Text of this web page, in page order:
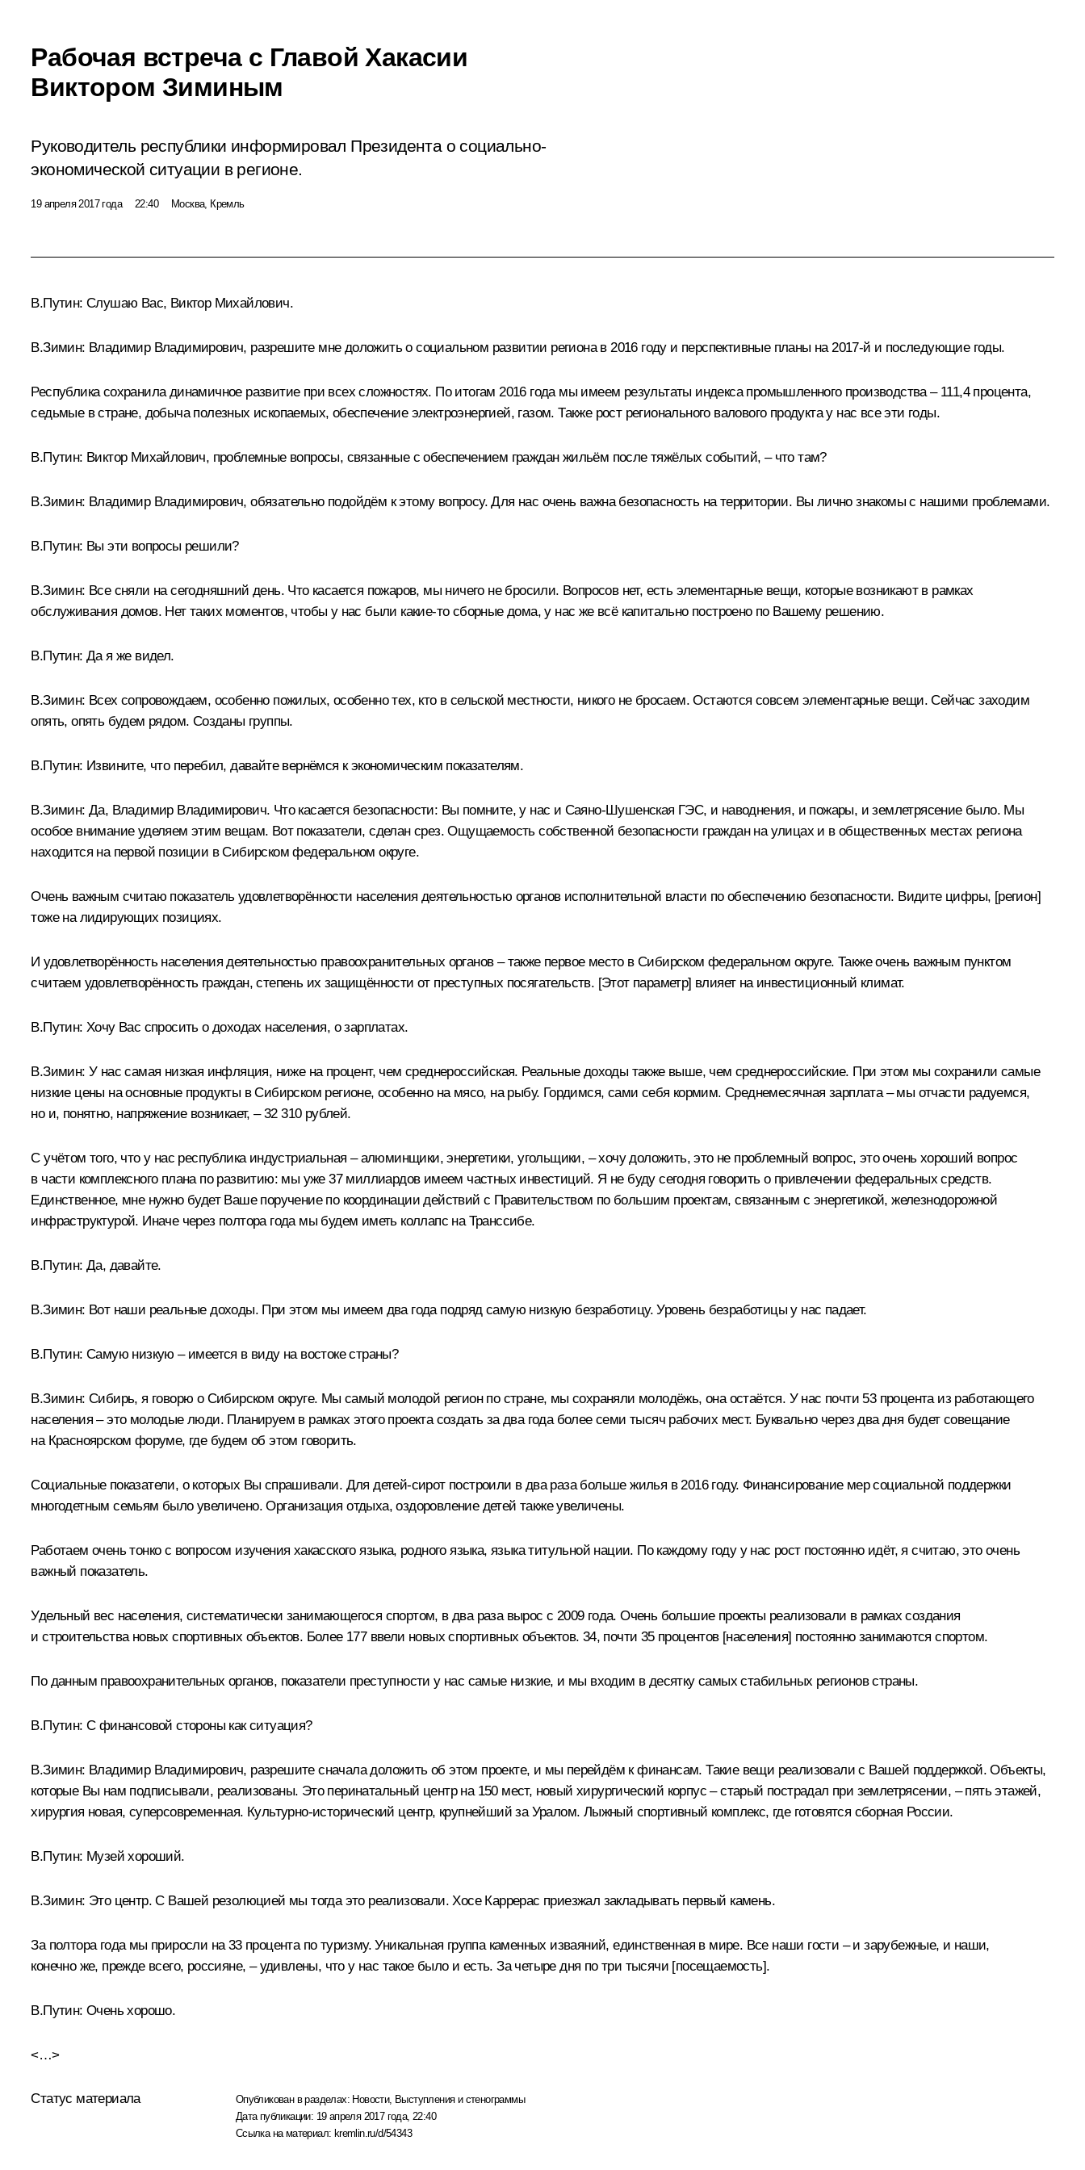
Рабочая встреча с Главой Хакасии
Виктором Зиминым
Руководитель республики информировал Президента о социально-
экономической ситуации в регионе.
19 апреля 2017 года 22:40 Москва, Кремль
В.Путин: Слушаю Вас, Виктор Михайлович.
В.Зимин: Владимир Владимирович, разрешите мне доложить о социальном развитии региона в 2016 году и перспективные планы на 2017‑й и последующие годы.
Республика сохранила динамичное развитие при всех сложностях. По итогам 2016 года мы имеем результаты индекса промышленного производства – 111,4 процента,
седьмые в стране, добыча полезных ископаемых, обеспечение электроэнергией, газом. Также рост регионального валового продукта у нас все эти годы.
В.Путин: Виктор Михайлович, проблемные вопросы, связанные с обеспечением граждан жильём после тяжёлых событий, – что там?
В.Зимин: Владимир Владимирович, обязательно подойдём к этому вопросу. Для нас очень важна безопасность на территории. Вы лично знакомы с нашими проблемами.
В.Путин: Вы эти вопросы решили?
В.Зимин: Все сняли на сегодняшний день. Что касается пожаров, мы ничего не бросили. Вопросов нет, есть элементарные вещи, которые возникают в рамках
обслуживания домов. Нет таких моментов, чтобы у нас были какие-то сборные дома, у нас же всё капитально построено по Вашему решению.
В.Путин: Да я же видел.
В.Зимин: Всех сопровождаем, особенно пожилых, особенно тех, кто в сельской местности, никого не бросаем. Остаются совсем элементарные вещи. Сейчас заходим
опять, опять будем рядом. Созданы группы.
В.Путин: Извините, что перебил, давайте вернёмся к экономическим показателям.
В.Зимин: Да, Владимир Владимирович. Что касается безопасности: Вы помните, у нас и Саяно-Шушенская ГЭС, и наводнения, и пожары, и землетрясение было. Мы
особое внимание уделяем этим вещам. Вот показатели, сделан срез. Ощущаемость собственной безопасности граждан на улицах и в общественных местах региона
находится на первой позиции в Сибирском федеральном округе.
Очень важным считаю показатель удовлетворённости населения деятельностью органов исполнительной власти по обеспечению безопасности. Видите цифры, [регион]
тоже на лидирующих позициях.
И удовлетворённость населения деятельностью правоохранительных органов – также первое место в Сибирском федеральном округе. Также очень важным пунктом
считаем удовлетворённость граждан, степень их защищённости от преступных посягательств. [Этот параметр] влияет на инвестиционный климат.
В.Путин: Хочу Вас спросить о доходах населения, о зарплатах.
В.Зимин: У нас самая низкая инфляция, ниже на процент, чем среднероссийская. Реальные доходы также выше, чем среднероссийские. При этом мы сохранили самые
низкие цены на основные продукты в Сибирском регионе, особенно на мясо, на рыбу. Гордимся, сами себя кормим. Среднемесячная зарплата – мы отчасти радуемся,
но и, понятно, напряжение возникает, – 32 310 рублей.
С учётом того, что у нас республика индустриальная – алюминщики, энергетики, угольщики, – хочу доложить, это не проблемный вопрос, это очень хороший вопрос
в части комплексного плана по развитию: мы уже 37 миллиардов имеем частных инвестиций. Я не буду сегодня говорить о привлечении федеральных средств.
Единственное, мне нужно будет Ваше поручение по координации действий с Правительством по большим проектам, связанным с энергетикой, железнодорожной
инфраструктурой. Иначе через полтора года мы будем иметь коллапс на Транссибе.
В.Путин: Да, давайте.
В.Зимин: Вот наши реальные доходы. При этом мы имеем два года подряд самую низкую безработицу. Уровень безработицы у нас падает.
В.Путин: Самую низкую – имеется в виду на востоке страны?
В.Зимин: Сибирь, я говорю о Сибирском округе. Мы самый молодой регион по стране, мы сохраняли молодёжь, она остаётся. У нас почти 53 процента из работающего
населения – это молодые люди. Планируем в рамках этого проекта создать за два года более семи тысяч рабочих мест. Буквально через два дня будет совещание
на Красноярском форуме, где будем об этом говорить.
Социальные показатели, о которых Вы спрашивали. Для детей-сирот построили в два раза больше жилья в 2016 году. Финансирование мер социальной поддержки
многодетным семьям было увеличено. Организация отдыха, оздоровление детей также увеличены.
Работаем очень тонко с вопросом изучения хакасского языка, родного языка, языка титульной нации. По каждому году у нас рост постоянно идёт, я считаю, это очень
важный показатель.
Удельный вес населения, систематически занимающегося спортом, в два раза вырос с 2009 года. Очень большие проекты реализовали в рамках создания
и строительства новых спортивных объектов. Более 177 ввели новых спортивных объектов. 34, почти 35 процентов [населения] постоянно занимаются спортом.
По данным правоохранительных органов, показатели преступности у нас самые низкие, и мы входим в десятку самых стабильных регионов страны.
В.Путин: С финансовой стороны как ситуация?
В.Зимин: Владимир Владимирович, разрешите сначала доложить об этом проекте, и мы перейдём к финансам. Такие вещи реализовали с Вашей поддержкой. Объекты,
которые Вы нам подписывали, реализованы. Это перинатальный центр на 150 мест, новый хирургический корпус – старый пострадал при землетрясении, – пять этажей,
хирургия новая, суперсовременная. Культурно-исторический центр, крупнейший за Уралом. Лыжный спортивный комплекс, где готовятся сборная России.
В.Путин: Музей хороший.
В.Зимин: Это центр. С Вашей резолюцией мы тогда это реализовали. Хосе Каррерас приезжал закладывать первый камень.
За полтора года мы приросли на 33 процента по туризму. Уникальная группа каменных изваяний, единственная в мире. Все наши гости – и зарубежные, и наши,
конечно же, прежде всего, россияне, – удивлены, что у нас такое было и есть. За четыре дня по три тысячи [посещаемость].
В.Путин: Очень хорошо.
<…>
Статус материала Опубликован в разделах: Новости, Выступления и стенограммы
Дата публикации: 19 апреля 2017 года, 22:40
Ссылка на материал: kremlin.ru/d/54343